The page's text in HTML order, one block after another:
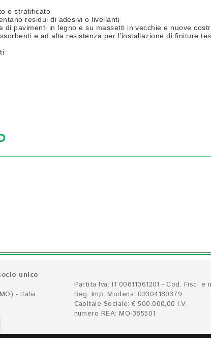
o stratificato
residui di adesivi o livellanti
di pavimenti in legno e su massetti in vecchie e nuove
e ad alta resistenza per l’installazione di finiture
unico
- Italia
Partita Iva: IT00611061201 - Cod. Fisc. e
Reg. Imp. Modena: 03304180379
Capitale Sociale: € 500.000,00 I.V.
numero REA: MO-385501